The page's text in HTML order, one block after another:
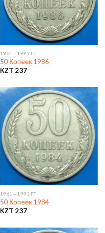
1961—1991 ГГ
50 Копеек 1986
KZT 237
1961—1991 ГГ
50 Копеек 1984
KZT 237